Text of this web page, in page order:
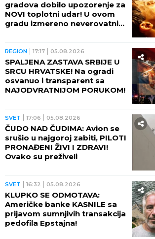
REGION 19:09 05.08.2026
POVUČENO 4,5 TONA MESA SA
kontrola mesara, prodavnica i
klanica!
SVET 18:35 05.08.2026
IZBOLA 4 PROLAZNIKA NA
mentalno labilnu ženu, evo
ČIME je umalo ubila muškarce
REGION 18:26 05.08.2026
AMERIKANCI PATOSIRALI
Pogledajte analizu sa
Harvarda o Republici Srpskoj
SVET 18:12 05.08.2026
RAZNET BANKOMAT U FILIJALI